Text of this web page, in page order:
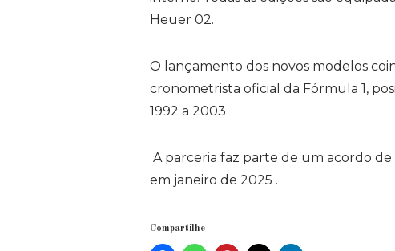
Heuer 02.
O lançamento dos novos modelos
cronometrista oficial da Fórmula 1,
1992 a 2003
A parceria faz parte de um acordo de
em janeiro de 2025 .
Compartilhe